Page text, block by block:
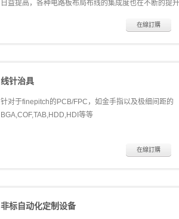
日益提高，各种电路板布局布线的集成度也在不断的提
传统的测试夹具对于高精度（FinePitch）的线路板（
非常完美的解决以上问题，其最高精度能够对应100um
在線訂購
线针治具
针对于finepitch的PCB/FPC，如金手指以及极细间距的
BGA,COF,TAB,HDD,HDI等等
在線訂購
非标自动化定制设备